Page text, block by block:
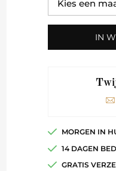
IN
MORGEN IN
14 DAGEN
GRATIS